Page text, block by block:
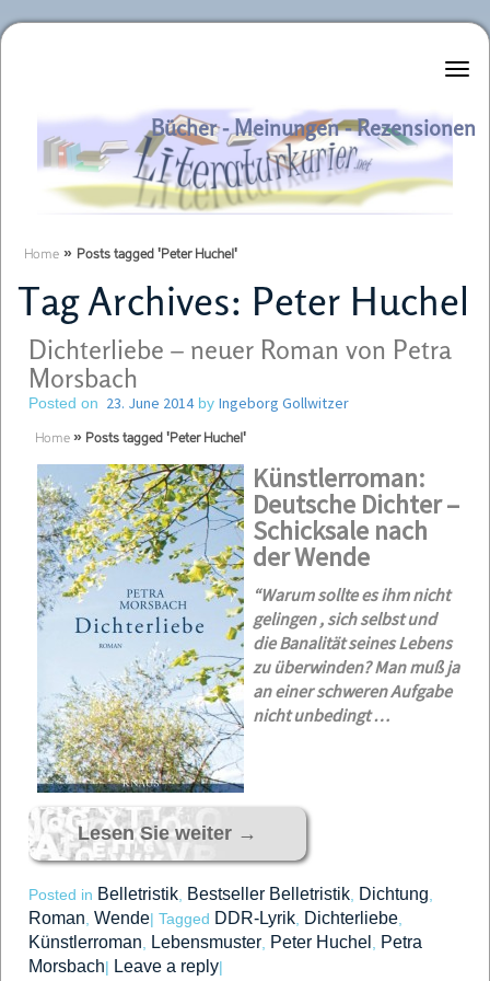
Literaturkurier.net
Bücher - Meinungen - Rezensionen
Home » Posts tagged 'Peter Huchel'
Tag Archives: Peter Huchel
Dichterliebe – neuer Roman von Petra
Morsbach
Posted on 23. June 2014by Ingeborg Gollwitzer
Home » Posts tagged 'Peter Huchel'
Künstlerroman:
Deutsche Dichter –
Schicksale nach
der Wende
“Warum sollte es ihm nicht
gelingen , sich selbst und
die Banalität seines Lebens
zu überwinden? Man muß ja
an einer schweren Aufgabe
nicht unbedingt …
Lesen Sie weiter →
Posted in Belletristik Bestseller Belletristik Dichtung
Roman Wende| Tagged DDR-Lyrik Dichterliebe
Künstlerroman Lebensmuster Peter Huchel
Petra
Morsbach| Leave a reply|